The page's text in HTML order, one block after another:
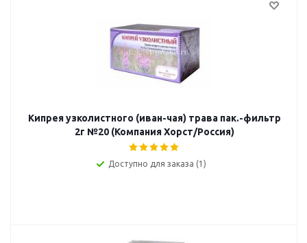
Кипрея узколистного (иван-чая) трава пак.-фильтр
2г №20 (Компания Хорст/Россия)
Доступно для заказа (1)